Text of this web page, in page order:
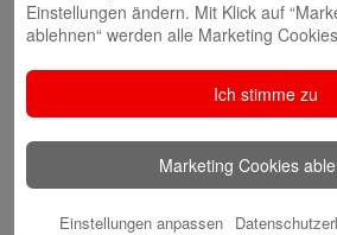
Ninia Käckenmester
Einstellungen ändern. Mit Klick auf
ablehnen“ werden alle Marketing
Ich stimme zu
Marketing Cookies
Einstellungen anpassen